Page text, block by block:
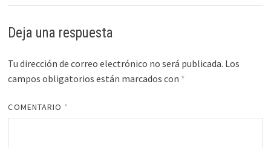
Deja una respuesta
Tu dirección de correo electrónico no será publicada. Los
campos obligatorios están marcados con *
COMENTARIO *